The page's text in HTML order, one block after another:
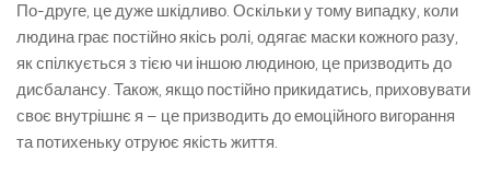
По-друге, це дуже шкідливо. Оскільки у тому випадку, коли
людина грає постійно якісь ролі, одягає маски кожного разу,
як спілкується з тією чи іншою людиною, це призводить до
дисбалансу. Також, якщо постійно прикидатись, приховувати
своє внутрішнє я – це призводить до емоційного вигорання
та потихеньку отруює якість життя.